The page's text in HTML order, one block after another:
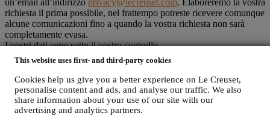
This website uses first- and third-party cookies
Cookies help us give you a better experience on Le Creuset,
personalise content and ads, and analyse our traffic. We also
share information about your use of our site with our
advertising and analytics partners.
un’email all’indirizzo privacy@lecreuset.com. Elaboreremo la vostra
richiesta il prima possibile, nel frattempo potreste ricevere comunque
alcune comunicazioni fino a quando la vostra richiesta non sarà
completamente evasa.
I vostri dati sono sotto il vostro controllo
Ricordatevi che voi avete il controllo dei vostri dati e potete gestire
le vostre preferenze in qualsiasi momento. Vi assicuriamo che non
trasmetteremo mai i vostri dati a terze parti esterne per i loro scopi di
marketing senza la vostra autorizzazione. Per qualsiasi informazione
o per esercitare i vostri diritti ai sensi privacy, potete inviarci un'e-
mail all'indirizzo privacy@lecreuset.com per segnalarci la vostra